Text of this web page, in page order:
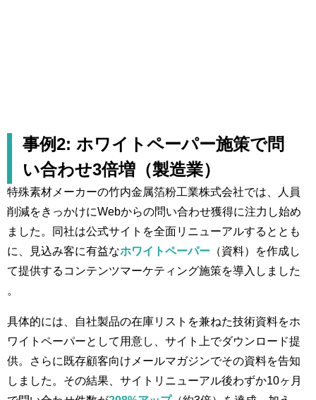
事例2: ホワイトペーパー施策で問
い合わせ3倍増（製造業）
特殊素材メーカーの竹内金属箔粉工業株式会社では、人員
削減をきっかけにWebからの問い合わせ獲得に注力し始め
ました。同社は公式サイトを全面リニューアルするととも
に、見込み客に有益なホワイトペーパー （資料）を作成し
て提供するコンテンツマーケティング施策を導入しました​
。
具体的には、自社製品の在庫リストを兼ねた技術資料をホ
ワイトペーパーとして用意し、サイト上でダウンロード提
供。さらに既存顧客向けメールマガジンでその資料を告知
しました。その結果、サイトリニューアル後わずか10ヶ月